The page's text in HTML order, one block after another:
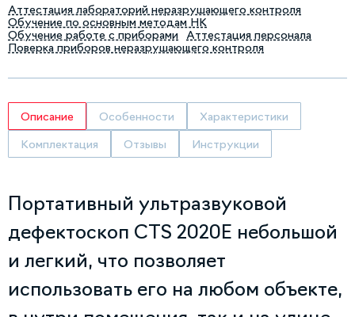
Аттестация лабораторий неразрушающего контроля
Обучение по основным методам НК
Обучение работе с приборами
Аттестация персонала
Поверка приборов неразрушающего контроля
Описание Особенности Характеристики
Комплектация Отзывы Инструкции
Портативный ультразвуковой
дефектоскоп CTS 2020E небольшой
и легкий, что позволяет
использовать его на любом объекте,